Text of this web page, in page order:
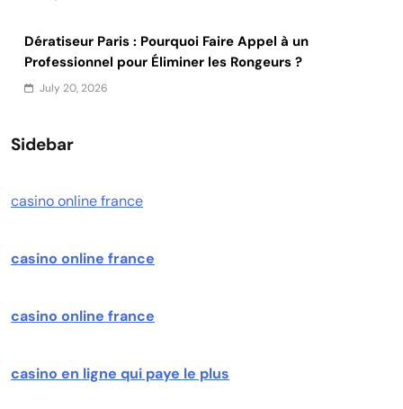
Dératiseur Paris : Pourquoi Faire Appel à un
Professionnel pour Éliminer les Rongeurs ?
July 20, 2026
Sidebar
casino online france
casino online france
casino online france
casino en ligne qui paye le plus